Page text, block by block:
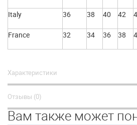
Italy 36 38 40 42
France 32 34 36 38
Характеристики
Отзывы (0)
Вам также может